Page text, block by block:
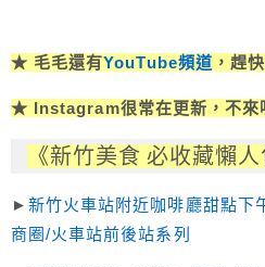
★ 毛毛還有YouTube頻道 ，趕
★ Instagram很常在更新，不來
《新竹美食 必收藏懶人
►新竹火車站附近咖啡廳甜點下
商圈/火車站前後站系列